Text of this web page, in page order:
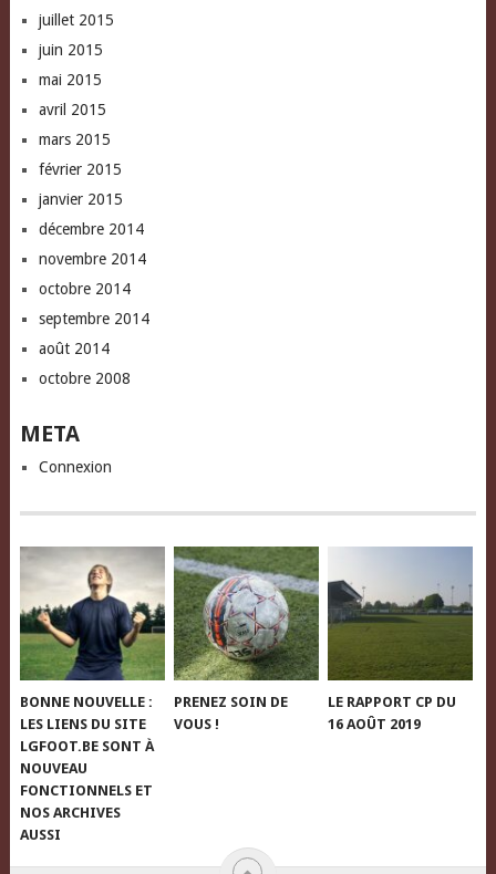
juillet 2015
juin 2015
mai 2015
avril 2015
mars 2015
février 2015
janvier 2015
décembre 2014
novembre 2014
octobre 2014
septembre 2014
août 2014
octobre 2008
META
Connexion
BONNE NOUVELLE :
LES LIENS DU SITE
LGFOOT.BE SONT À
NOUVEAU
FONCTIONNELS ET
NOS ARCHIVES
AUSSI
PRENEZ SOIN DE
VOUS !
LE RAPPORT CP DU
16 AOÛT 2019